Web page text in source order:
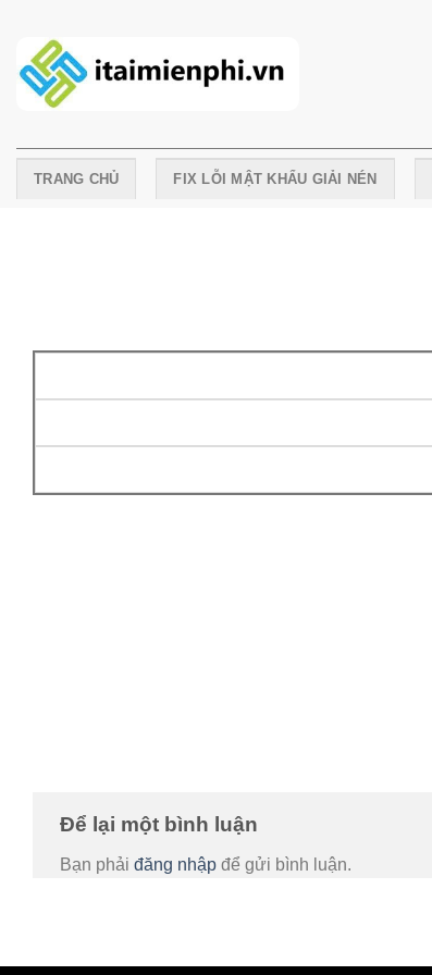
content
TRANG CHỦ FIX LỖI MẬT KHẨU GIẢI NÉN
Để lại một bình luận
Bạn phải đăng nhập để gửi bình luận.